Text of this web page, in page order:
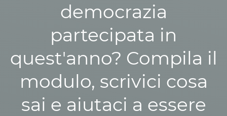
democrazia
partecipata in
quest'anno? Compila il
modulo, scrivici cosa
sai e aiutaci a essere